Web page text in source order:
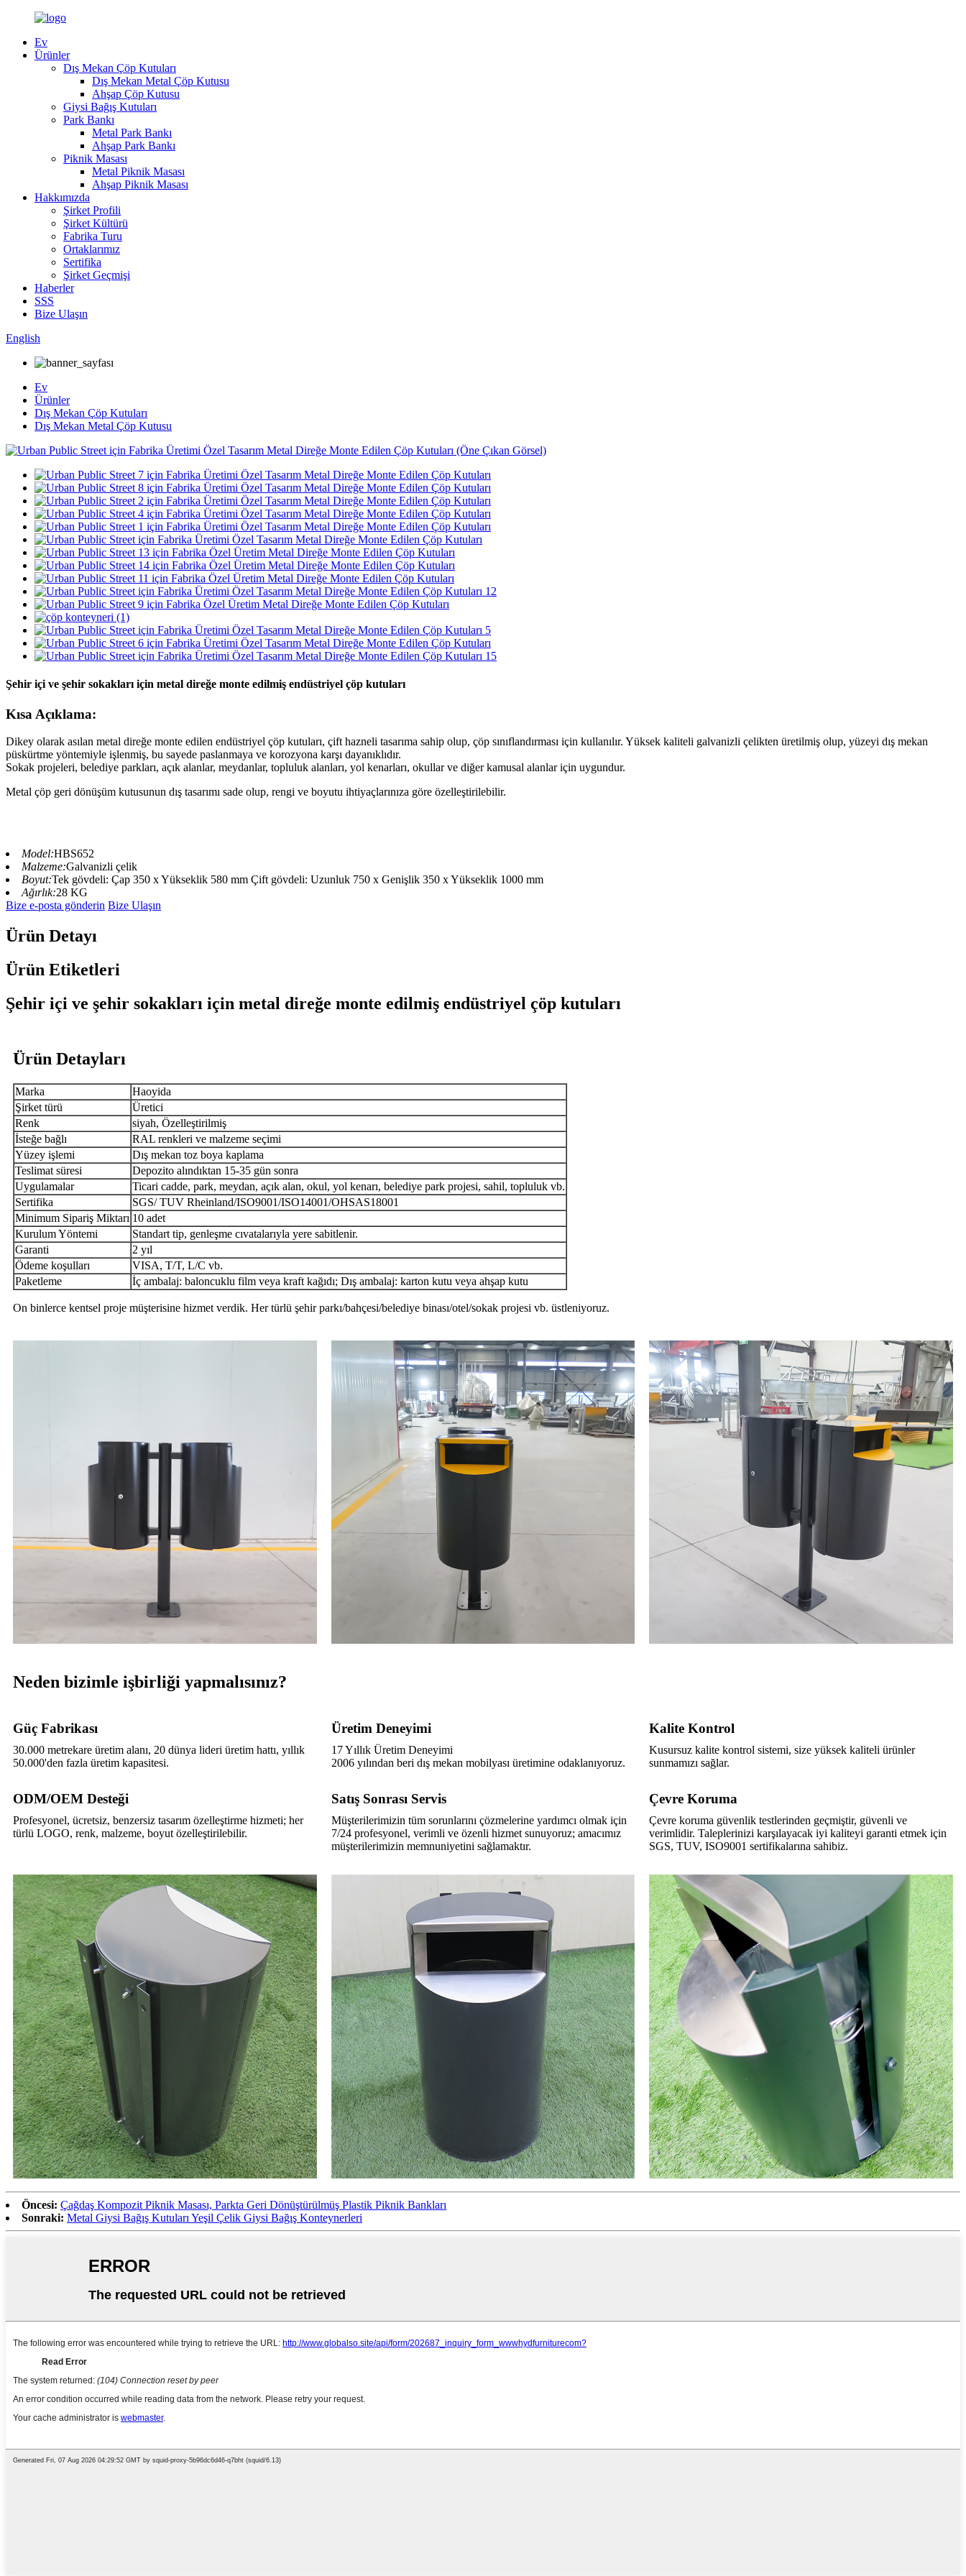
Ev
Ürünler
Dış Mekan Çöp Kutuları
Dış Mekan Metal Çöp Kutusu
Ahşap Çöp Kutusu
Giysi Bağış Kutuları
Park Bankı
Metal Park Bankı
Ahşap Park Bankı
Piknik Masası
Metal Piknik Masası
Ahşap Piknik Masası
Hakkımızda
Şirket Profili
Şirket Kültürü
Fabrika Turu
Ortaklarımız
Sertifika
Şirket Geçmişi
Haberler
SSS
Bize Ulaşın
English
Ev
Ürünler
Dış Mekan Çöp Kutuları
Dış Mekan Metal Çöp Kutusu
Şehir içi ve şehir sokakları için metal direğe monte edilmiş endüstriyel çöp kutuları
Kısa Açıklama:
Dikey olarak asılan metal direğe monte edilen endüstriyel çöp kutuları, çift hazneli tasarıma sahip olup, çöp sınıflandırması için kullanılır. Yüksek kaliteli galvanizli çelikten üretilmiş olup, yüzeyi dış mekan
püskürtme yöntemiyle işlenmiş, bu sayede paslanmaya ve korozyona karşı dayanıklıdır.
Sokak projeleri, belediye parkları, açık alanlar, meydanlar, topluluk alanları, yol kenarları, okullar ve diğer kamusal alanlar için uygundur.
Metal çöp geri dönüşüm kutusunun dış tasarımı sade olup, rengi ve boyutu ihtiyaçlarınıza göre özelleştirilebilir.
Model:HBS652
Malzeme:Galvanizli çelik
Boyut:Tek gövdeli: Çap 350 x Yükseklik 580 mm Çift gövdeli: Uzunluk 750 x Genişlik 350 x Yükseklik 1000 mm
Ağırlık:28 KG
Bize e-posta gönderin Bize Ulaşın
Ürün Detayı
Ürün Etiketleri
Şehir içi ve şehir sokakları için metal direğe monte edilmiş endüstriyel çöp kutuları
Ürün Detayları
Marka
Haoyida
Şirket türü
Üretici
Renk
siyah, Özelleştirilmiş
İsteğe bağlı
RAL renkleri ve malzeme seçimi
Yüzey işlemi
Dış mekan toz boya kaplama
Teslimat süresi
Depozito alındıktan 15-35 gün sonra
Uygulamalar
Ticari cadde, park, meydan, açık alan, okul, yol kenarı, belediye park projesi, sahil, topluluk vb.
Sertifika
SGS/ TUV Rheinland/ISO9001/ISO14001/OHSAS18001
Minimum Sipariş Miktarı 10 adet
Kurulum Yöntemi
Standart tip, genleşme cıvatalarıyla yere sabitlenir.
Garanti
2 yıl
Ödeme koşulları
VISA, T/T, L/C vb.
Paketleme
İç ambalaj: baloncuklu film veya kraft kağıdı; Dış ambalaj: karton kutu veya ahşap kutu
On binlerce kentsel proje müşterisine hizmet verdik. Her türlü şehir parkı/bahçesi/belediye binası/otel/sokak projesi vb. üstleniyoruz.
Neden bizimle işbirliği yapmalısınız?
Güç Fabrikası
30.000 metrekare üretim alanı, 20 dünya lideri üretim hattı, yıllık
50.000'den fazla üretim kapasitesi.
Üretim Deneyimi
17 Yıllık Üretim Deneyimi
2006 yılından beri dış mekan mobilyası üretimine odaklanıyoruz.
Kalite Kontrol
Kusursuz kalite kontrol sistemi, size yüksek kaliteli ürünler
sunmamızı sağlar.
ODM/OEM Desteği
Profesyonel, ücretsiz, benzersiz tasarım özelleştirme hizmeti; her
türlü LOGO, renk, malzeme, boyut özelleştirilebilir.
Satış Sonrası Servis
Müşterilerimizin tüm sorunlarını çözmelerine yardımcı olmak için
7/24 profesyonel, verimli ve özenli hizmet sunuyoruz; amacımız
müşterilerimizin memnuniyetini sağlamaktır.
Çevre Koruma
Çevre koruma güvenlik testlerinden geçmiştir, güvenli ve
verimlidir. Taleplerinizi karşılayacak iyi kaliteyi garanti etmek için
SGS, TUV, ISO9001 sertifikalarına sahibiz.
Öncesi: Çağdaş Kompozit Piknik Masası, Parkta Geri Dönüştürülmüş Plastik Piknik Bankları
Sonraki: Metal Giysi Bağış Kutuları Yeşil Çelik Giysi Bağış Konteynerleri